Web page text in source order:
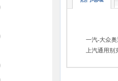
一汽-大众
上汽通用别